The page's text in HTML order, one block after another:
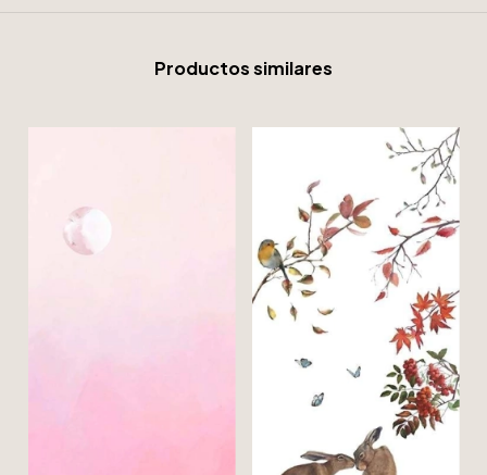
Productos similares